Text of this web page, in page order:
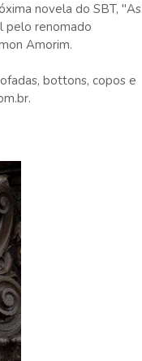
novela do SBT, "As
pelo renomado
Amorim.
bottons, copos e